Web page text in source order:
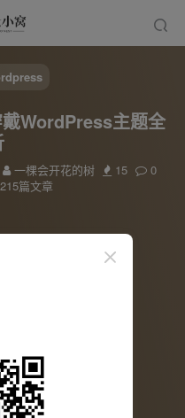
WordPress主题全
一棵会开花的树 15
0
篇文章